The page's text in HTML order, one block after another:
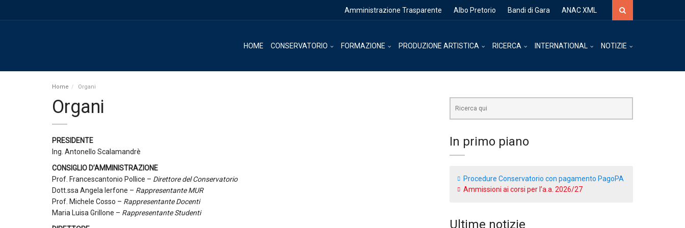
Amministrazione Trasparente Albo Pretorio Bandi di Gara ANAC XML
HOME CONSERVATORIO FORMAZIONE PRODUZIONE ARTISTICA RICERCA INTERNATIONAL NOTIZIE
Home Organi
Organi
PRESIDENTE
Ing. Antonello Scalamandrè
CONSIGLIO D’AMMINISTRAZIONE
Prof. Francescantonio Pollice – Direttore del Conservatorio
Dott.ssa Angela Ierfone – Rappresentante MUR
Prof. Michele Cosso – Rappresentante Docenti
Maria Luisa Grillone – Rappresentante Studenti
In primo piano
Procedure Conservatorio con pagamento PagoPA
Ammissioni ai corsi per l’a.a. 2026/27
Ultime notizie